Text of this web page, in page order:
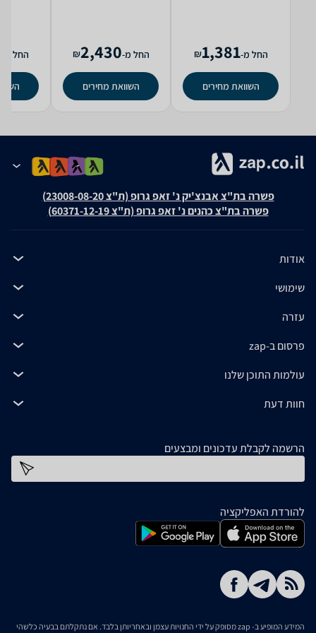
החל מ-1,381
₪
השוואת מחירים
החל מ-2,430
₪
השוואת מחירים
החל מ-
פשרה בת"צ אבנצ'יק נ' זאפ גרופ (ת"צ 23008-08-20)
פשרה בת"צ כהנים נ' זאפ גרופ (ת"צ 60371-12-19)
אודות
שימושי
עזרה
פרסום ב-zap
עולמות התוכן שלנו
חוות דעת
הרשמה לקבלת עדכונים ומבצעים
להורדת האפליקציה
המידע המופיע ב- zap מסופק על ידי החנויות עצמן ובאחריותן בלבד. אם נתקלתם בבעיה כלשהי